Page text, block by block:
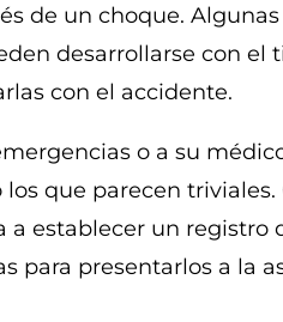
de un choque.
desarrollarse con
con el accidente.
o a su
los que parecen
a establecer un registro
para presentarlos a la